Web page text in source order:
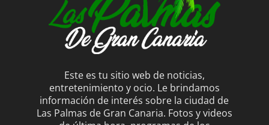
Este es tu sitio web de noticias,
entretenimiento y ocio. Le brindamos
información de interés sobre la ciudad de
Las Palmas de Gran Canaria. Fotos y videos